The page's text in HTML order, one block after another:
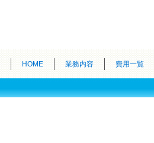
HOME 業務内容 費用一覧